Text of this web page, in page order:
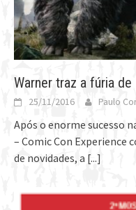
Warner traz a fúria de
25/11/2016 Paulo
Após o enorme sucesso
– Comic Con Experience
de novidades, a [...]